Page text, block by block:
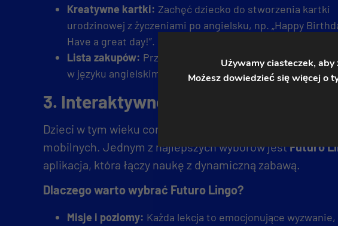
Kreatywne kartki: Zachęć dziecko do stworzenia kartki
urodzinowej z życzeniami po angielsku, np. „Happy
Have a great day!”.
Lista zakupów: Przygotuj razem z dzieckiem listę zakupów
w języku angielskim, np. „milk, bread, bananas”.
3. Interaktywne aplikacje edukacyjne
Dzieci w tym wieku coraz chętniej korzystają z aplikacji
mobilnych. Jednym z najlepszych wyborów jestFuturo
aplikacja, która łączy naukę z dynamiczną zabawą.
Dlaczego warto wybrać Futuro Lingo?
Misje i poziomy: Każda lekcja to emocjonujące
Używamy ciasteczek,
Możesz dowiedzieć się więcej o